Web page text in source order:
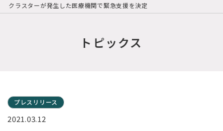
クラスターが発生した医療機関で緊急支援を決定
トピックス
プレスリリース
2021.03.12